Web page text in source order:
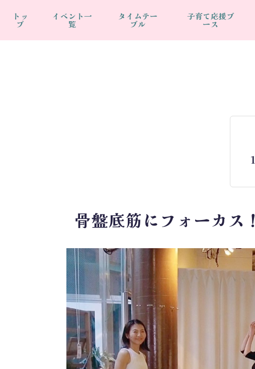
トッ
プ
イベント一
覧
タイムテー
ブル
子育て応援ブ
ース
骨盤底筋にフォーカス